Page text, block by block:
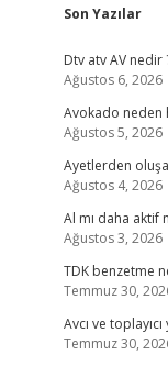
Son Yazılar
Dtv atv AV nedir
Ağustos 6, 2026
Avokado neden
Ağustos 5, 2026
Ayetlerden
Ağustos 4, 2026
Al mı daha aktif
Ağustos 3, 2026
TDK benzetme
Temmuz 30,
Avcı ve
Temmuz 30,